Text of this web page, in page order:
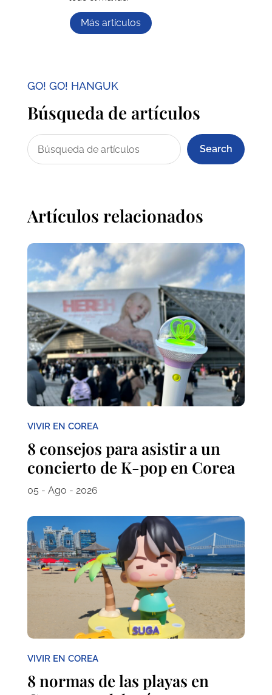
Más artículos
GO! GO! HANGUK
Búsqueda de artículos
Search
Artículos relacionados
VIVIR EN COREA
8 consejos para asistir a un
concierto de K-pop en Corea
05 - Ago - 2026
VIVIR EN COREA
8 normas de las playas en